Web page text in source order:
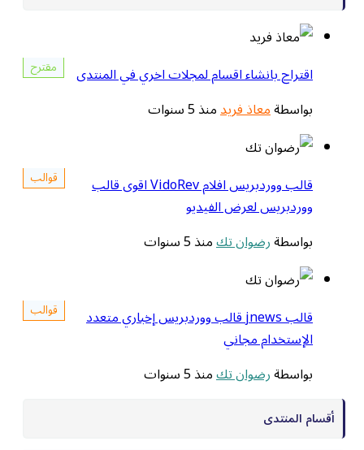
مقترح
اقتراح بانشاء اقسام لمجلات اخري في المنتدى
بواسطةمعاذ فريدمنذ 5 سنوات
قوالب قالب ووردبريس افلام VidoRev اقوى قالب
ووردبريس لعرض الفيديو
بواسطةرضوان تكمنذ 5 سنوات
قوالب قالب jnews قالب ووردبريس إخباري متعدد
الإستخدام مجاني
بواسطةرضوان تكمنذ 5 سنوات
أقسام المنتدى